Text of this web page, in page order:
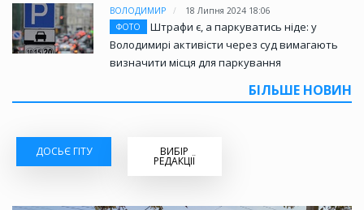
ВОЛОДИМИР
18 Липня 2024 18:06
ФОТО
Штрафи є, а паркуватись ніде: у
Володимирі активісти через суд вимагають
визначити місця для паркування
БІЛЬШЕ НОВИН
ДОСЬЄ ГІТУ ВИБІР
РЕДАКЦІЇ